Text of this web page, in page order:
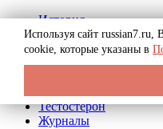
История
Биография
Криминал
Реклама на сайте
Тестостерон
Журналы
Используя сайт russian7.ru,
cookie, которые указаны в